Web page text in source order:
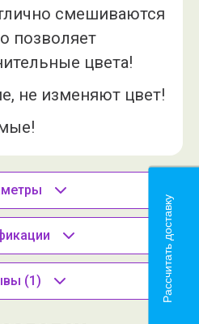
смешиваются
позволяет
цвета!
не изменяют цвет!
(1) Рассчитать доставку